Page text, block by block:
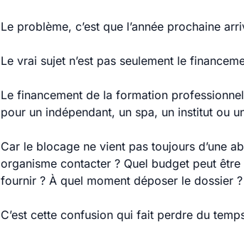
Le problème, c’est que l’année prochaine
Le vrai sujet n’est pas seulement le
Le financement de la formation
pour un indépendant, un spa, un institut ou
Car le blocage ne vient pas toujours d’une
organisme contacter ? Quel budget peut
fournir ? À quel moment déposer le dossier ?
C’est cette confusion qui fait perdre du